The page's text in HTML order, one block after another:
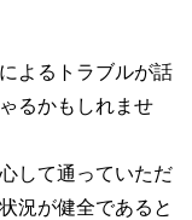
よるトラブルが話
るかもしれませ
して通っていただ
況が健全であると